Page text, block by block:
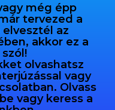
még épp
tervezed a
elvesztél az
akkor ez a
olvashatsz
vagy
Olvass
vagy keress a